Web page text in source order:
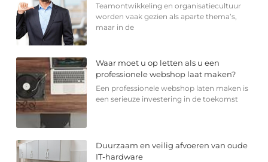
Teamontwikkeling en organisatiecultuur
worden vaak gezien als aparte thema’s,
maar in de
Waar moet u op letten als u een
professionele webshop laat maken?
Een professionele webshop laten maken is
een serieuze investering in de toekomst
Duurzaam en veilig afvoeren van oude
IT-hardware